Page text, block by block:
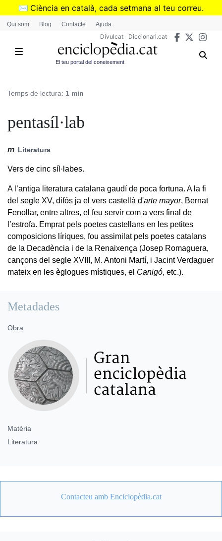
Vés
✉️ Ciència en català, cada setmana al teu correu.
➜Subscriu-te al butlletí de Divulcat
Qui som Blog Contacte Ajuda
Divulcat Diccionari.cat
El teu portal del coneixement
Temps de lectura: 1 min
pentasíl·lab
m Literatura
Vers de cinc síl·labes.
A l’antiga literatura catalana gaudí de poca fortuna. A la fi
del segle XV, difós ja el vers castellà d'arte mayor, Bernat
Fenollar, entre altres, el feu servir com a vers final de
l’estrofa. Emprat pels poetes castellans en les petites
composicions líriques, fou assimilat pels poetes catalans
de la Decadència i de la Renaixença (Josep Romaguera,
cançons del segle XVIII, M. Antoni Martí, i Jacint Verdaguer
mateix en les èglogues místiques, el Canigó, etc.).
Metadades
Obra
Matèria
Literatura
Contacteu amb Enciclopèdia.cat